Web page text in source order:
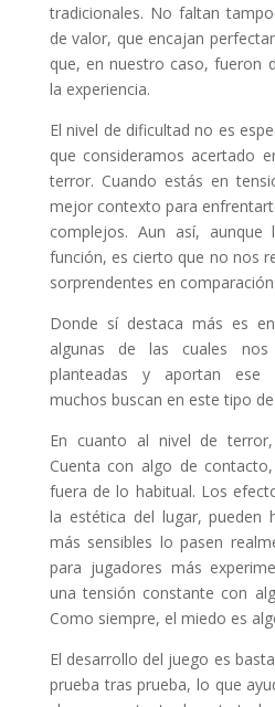
tradicionales. No faltan
de valor, que encajan
que, en nuestro caso, fueron
la experiencia.
El nivel de dificultad no es
que consideramos acertado
terror. Cuando estás en
mejor contexto para
complejos. Aun así, aunque
función, es cierto que no nos
sorprendentes en
Donde sí destaca más es
algunas de las cuales
planteadas y aportan ese
muchos buscan en este tipo
En cuanto al nivel de
Cuenta con algo de
fuera de lo habitual. Los
la estética del lugar, pueden
más sensibles lo pasen
para jugadores más
una tensión constante con
Como siempre, el miedo es
El desarrollo del juego es
prueba tras prueba, lo que